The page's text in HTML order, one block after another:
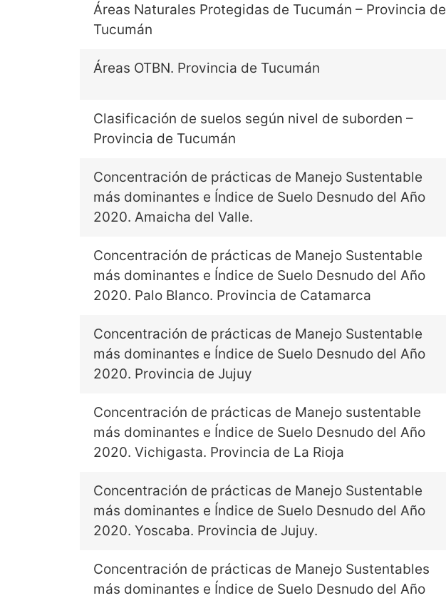
Áreas Naturales Protegidas de Tucumán – Provincia de
Tucumán
Áreas OTBN. Provincia de Tucumán
Clasificación de suelos según nivel de suborden –
Provincia de Tucumán
Concentración de prácticas de Manejo Sustentable
más dominantes e Índice de Suelo Desnudo del Año
2020. Amaicha del Valle.
Concentración de prácticas de Manejo Sustentable
más dominantes e Índice de Suelo Desnudo del Año
2020. Palo Blanco. Provincia de Catamarca
Concentración de prácticas de Manejo Sustentable
más dominantes e Índice de Suelo Desnudo del Año
2020. Provincia de Jujuy
Concentración de prácticas de Manejo sustentable
más dominantes e Índice de Suelo Desnudo del Año
2020. Vichigasta. Provincia de La Rioja
Concentración de prácticas de Manejo Sustentable
más dominantes e Índice de Suelo Desnudo del Año
2020. Yoscaba. Provincia de Jujuy.
Concentración de prácticas de Manejo Sustentables
más dominantes e Índice de Suelo Desnudo del Año